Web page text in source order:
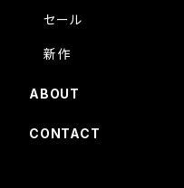
セール
新作
ABOUT
CONTACT